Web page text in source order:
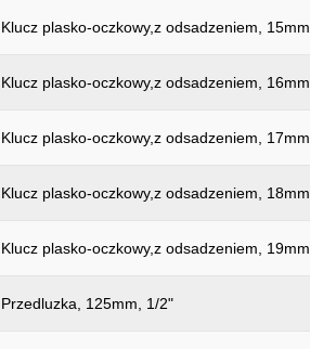
Klucz plasko-oczkowy,z odsadzeniem, 15mm
Klucz plasko-oczkowy,z odsadzeniem, 16mm
Klucz plasko-oczkowy,z odsadzeniem, 17mm
Klucz plasko-oczkowy,z odsadzeniem, 18mm
Klucz plasko-oczkowy,z odsadzeniem, 19mm
Przedluzka, 125mm, 1/2"